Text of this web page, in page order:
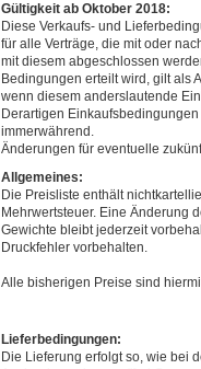
Gültigkeit ab Oktober 2018:
Diese Verkaufs- und
für alle Verträge, die mit oder
mit diesem abgeschlossen
Bedingungen erteilt wird, gilt als
wenn diesem anderslautende
Derartigen
immerwährend.
Änderungen für eventuelle
Allgemeines:
Die Preisliste enthält
Mehrwertsteuer. Eine Änderung
Gewichte bleibt jederzeit
Druckfehler vorbehalten.
Alle bisherigen Preise sind
Lieferbedingungen:
Die Lieferung erfolgt so, wie bei